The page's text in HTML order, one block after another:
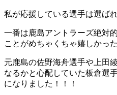
私が応援している選手は選ば
一番は鹿島アントラーズ絶対
ことがめちゃくちゃ嬉しかった
元鹿島の佐野海舟選手や上田
なるかと心配していた板倉選
になりました！！！